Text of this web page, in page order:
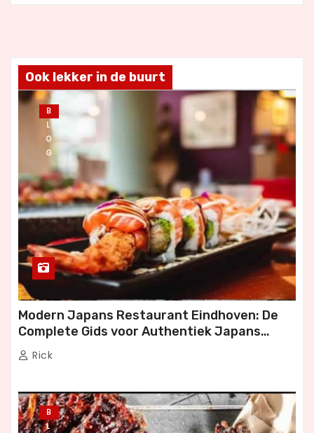
Ook lekker in de buurt
B
L
O
G
Modern Japans Restaurant Eindhoven: De
Complete Gids voor Authentiek Japans
Dineren
Rick
B
L